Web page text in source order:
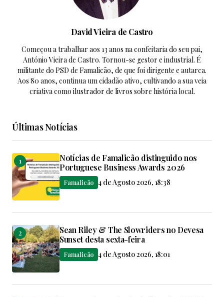
David Vieira de Castro
Começou a trabalhar aos 13 anos na confeitaria do seu pai,
António Vieira de Castro. Tornou-se gestor e industrial. É
militante do PSD de Famalicão, de que foi dirigente e autarca.
Aos 80 anos, continua um cidadão ativo, cultivando a sua veia
criativa como ilustrador de livros sobre história local.
Últimas Notícias
Notícias de Famalicão distinguido nos
Portuguese Business Awards 2026
Famalicão 4 de Agosto 2026, 18:38
Sean Riley & The Slowriders no Devesa
Sunset desta sexta-feira
Famalicão 4 de Agosto 2026, 18:01